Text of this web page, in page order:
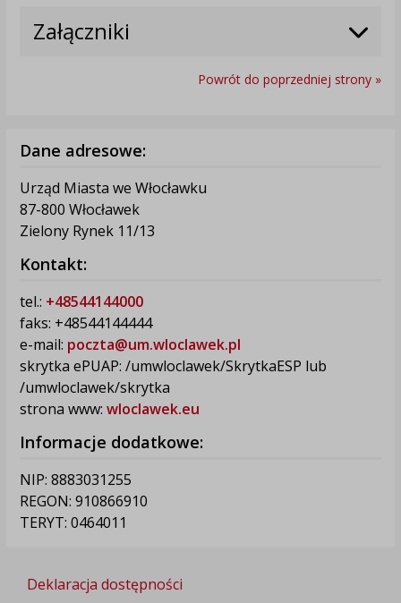
Załączniki
Powrót do poprzedniej strony »
Dane adresowe:
Urząd Miasta we Włocławku
87-800 Włocławek
Zielony Rynek 11/13
Kontakt:
tel.: +48544144000
faks: +48544144444
e-mail: poczta@um.wloclawek.pl
skrytka ePUAP: /umwloclawek/SkrytkaESP lub
/umwloclawek/skrytka
strona www: wloclawek.eu
Informacje dodatkowe:
NIP: 8883031255
REGON: 910866910
TERYT: 0464011
Deklaracja dostępności